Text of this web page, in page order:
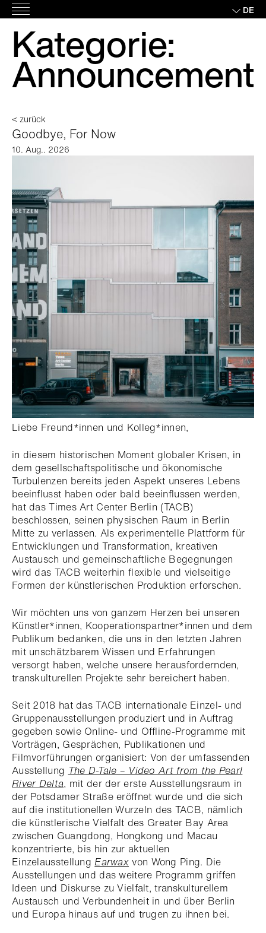
Skip
to
content
DE
Kategorie:
Announcement
< zurück
Goodbye, For Now
10. Aug.. 2026
Liebe Freund*innen und Kolleg*innen,
in diesem historischen Moment globaler Krisen, in
dem gesellschaftspolitische und ökonomische
Turbulenzen bereits jeden Aspekt unseres Lebens
beeinflusst haben oder bald beeinflussen werden,
hat das Times Art Center Berlin (TACB)
beschlossen, seinen physischen Raum in Berlin
Mitte zu verlassen. Als experimentelle Plattform für
Entwicklungen und Transformation, kreativen
Austausch und gemeinschaftliche Begegnungen
wird das TACB weiterhin flexible und vielseitige
Formen der künstlerischen Produktion erforschen.
Wir möchten uns von ganzem Herzen bei unseren
Künstler*innen, Kooperationspartner*innen und dem
Publikum bedanken, die uns in den letzten Jahren
mit unschätzbarem Wissen und Erfahrungen
versorgt haben, welche unsere herausfordernden,
transkulturellen Projekte sehr bereichert haben.
Seit 2018 hat das TACB internationale Einzel- und
Gruppenausstellungen produziert und in Auftrag
gegeben sowie Online- und Offline-Programme mit
Vorträgen, Gesprächen, Publikationen und
Filmvorführungen organisiert: Von der umfassenden
Ausstellung The D-Tale – Video Art from the Pearl
River Delta, mit der der erste Ausstellungsraum in
der Potsdamer Straße eröffnet wurde und die sich
auf die institutionellen Wurzeln des TACB, nämlich
die künstlerische Vielfalt des Greater Bay Area
zwischen Guangdong, Hongkong und Macau
konzentrierte, bis hin zur aktuellen
EinzelausstellungEarwax von Wong Ping. Die
Ausstellungen und das weitere Programm griffen
Ideen und Diskurse zu Vielfalt, transkulturellem
Austausch und Verbundenheit in und über Berlin
und Europa hinaus auf und trugen zu ihnen bei.